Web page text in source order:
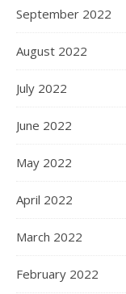
September 2022
August 2022
July 2022
June 2022
May 2022
April 2022
March 2022
February 2022